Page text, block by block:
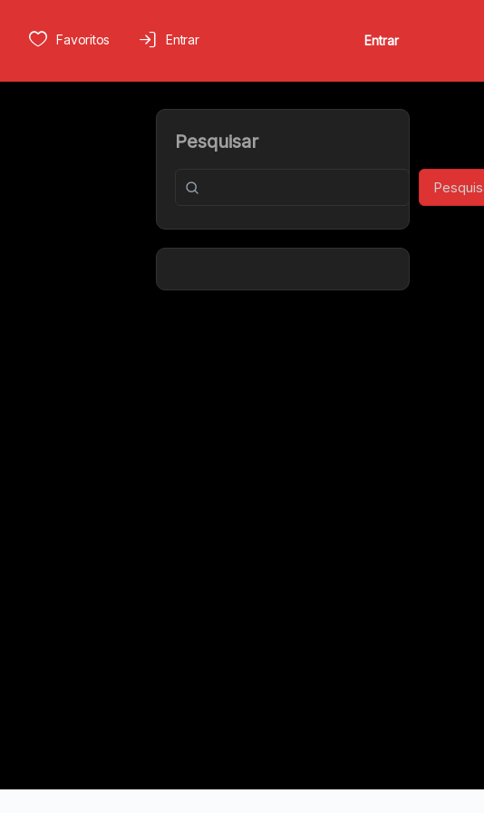
Favoritos Entrar Entrar
Pesquisar